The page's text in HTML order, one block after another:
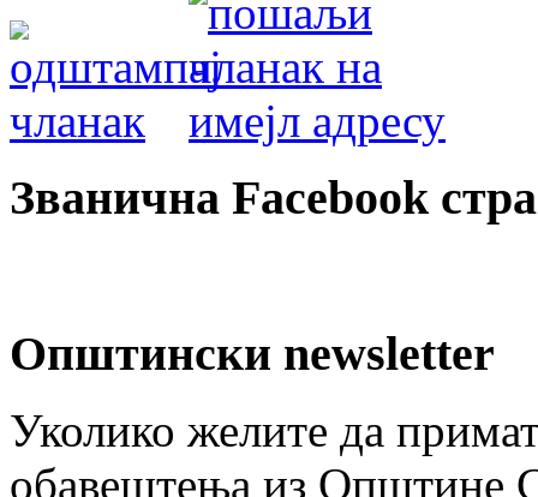
Званична Facebook
Општински newsletter
Уколико желите да
обавештења из Општине